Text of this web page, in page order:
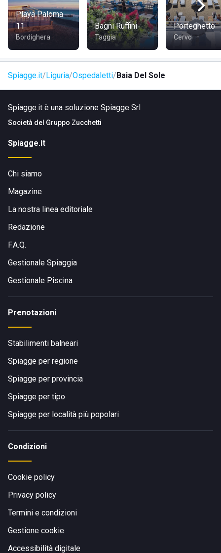
Playa Paloma
11
Bordighera
Bagni Ruffini
Taggia
Porteghetto
Cervo
Spiagge.it Liguria Ospedaletti Baia Del Sole
Spiagge.it è una soluzione Spiagge Srl
Società del Gruppo Zucchetti
Spiagge.it
Chi siamo
Magazine
La nostra linea editoriale
Redazione
F.A.Q.
Gestionale Spiaggia
Gestionale Piscina
Prenotazioni
Stabilimenti balneari
Spiagge per regione
Spiagge per provincia
Spiagge per tipo
Spiagge per località più popolari
Condizioni
Cookie policy
Privacy policy
Termini e condizioni
Gestione cookie
Accessibilità digitale